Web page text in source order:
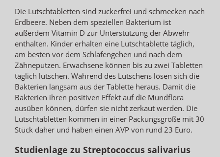
Die Lutschtabletten sind zuckerfrei und schmecken nach
Erdbeere. Neben dem speziellen Bakterium ist
außerdem Vitamin D zur Unterstützung der Abwehr
enthalten. Kinder erhalten eine Lutschtablette täglich,
am besten vor dem Schlafengehen und nach dem
Zähneputzen. Erwachsene können bis zu zwei Tabletten
täglich lutschen. Während des Lutschens lösen sich die
Bakterien langsam aus der Tablette heraus. Damit die
Bakterien ihren positiven Effekt auf die Mundflora
ausüben können, dürfen sie nicht zerkaut werden. Die
Lutschtabletten kommen in einer Packungsgröße mit 30
Stück daher und haben einen AVP von rund 23 Euro.
Studienlage zu Streptococcus salivarius